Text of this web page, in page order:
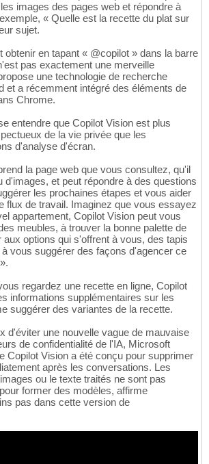
images des pages web et répondre à
« Quelle est la recette du plat sur
sujet.
obtenir en tapant « @copilot » dans la barre
pas exactement une merveille
une technologie de recherche
et a récemment intégré des éléments de
Chrome.
entendre que Copilot Vision est plus
de la vie privée que les
d'analyse d'écran.
la page web que vous consultez, qu'il
d'images, et peut répondre à des questions
les prochaines étapes et vous aider
flux de travail. Imaginez que vous essayez
appartement, Copilot Vision peut vous
meubles, à trouver la bonne palette de
aux options qui s'offrent à vous, des tapis
vous suggérer des façons d'agencer ce
regardez une recette en ligne, Copilot
informations supplémentaires sur les
suggérer des variantes de la recette.
d'éviter une nouvelle vague de mauvaise
de confidentialité de l'IA, Microsoft
Copilot Vision a été conçu pour supprimer
après les conversations. Les
ou le texte traités ne sont pas
former des modèles, affirme
pas dans cette version de